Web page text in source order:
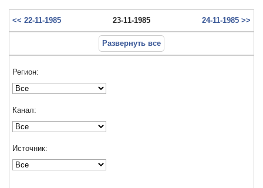
<< 22-11-1985 23-11-1985 24-11-1985 >>
Развернуть все
Регион:
Канал:
Источник: